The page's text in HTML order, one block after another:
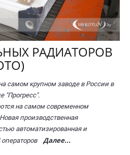
РАДИАТОРОВ
самом крупном заводе в России в
"Прогресс".
на самом современном
производственная
автоматизированная и
операторов Далее...